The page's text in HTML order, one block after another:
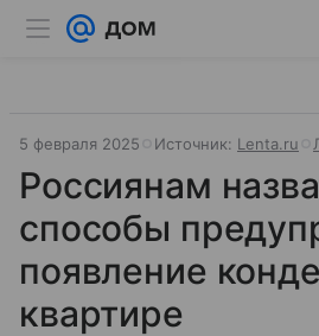
5 февраля 2025 Источник: Lenta.ru
Россиянам
способы
появление
квартире